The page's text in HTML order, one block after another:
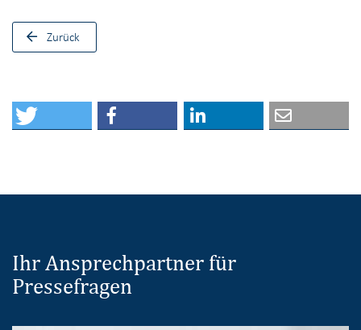
Zurück
Ihr Ansprechpartner für
Pressefragen